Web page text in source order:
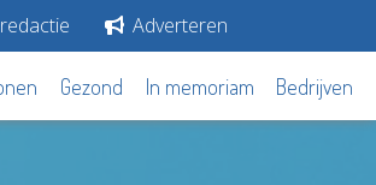
Adverteren
Gezond In memoriam Bedrijven